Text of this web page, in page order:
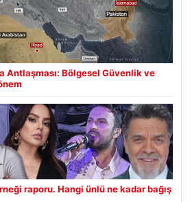
Antlaşması: Bölgesel Güvenlik ve
raporu. Hangi ünlü ne kadar bağış